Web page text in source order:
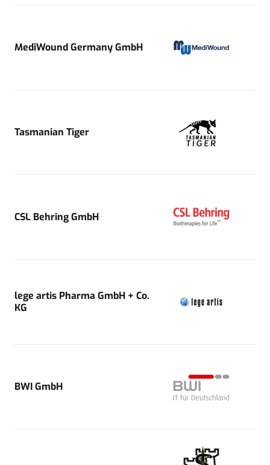
MediWound Germany GmbH
Tasmanian Tiger
CSL Behring GmbH
lege artis Pharma GmbH + Co.
KG
BWI GmbH